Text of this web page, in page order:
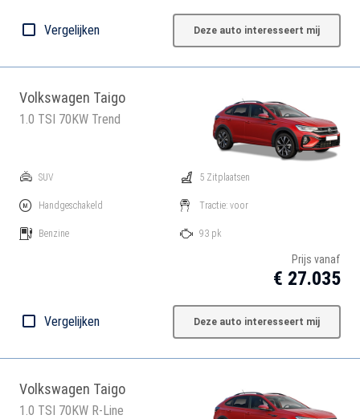
Vergelijken Deze auto interesseert mij
Volkswagen Taigo
1.0 TSI 70KW Trend
SUV
Handgeschakeld
Benzine
5 Zitplaatsen
Tractie: voor
93 pk
Prijs vanaf
€ 27.035
Vergelijken Deze auto interesseert mij
Volkswagen Taigo
1.0 TSI 70KW R-Line